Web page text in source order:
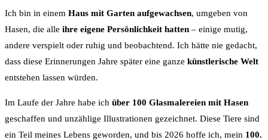
Ich bin in einem Haus mit Garten aufgewachsen, umgeben von
Hasen, die alle ihre eigene Persönlichkeit hatten – einige mutig,
andere verspielt oder ruhig und beobachtend. Ich hätte nie gedacht,
dass diese Erinnerungen Jahre später eine ganze künstlerische Welt
entstehen lassen würden.
Im Laufe der Jahre habe ich über 100 Glasmalereien mit Hasen
geschaffen und unzählige Illustrationen gezeichnet. Diese Tiere sind
ein Teil meines Lebens geworden, und bis 2026 hoffe ich, mein 100.